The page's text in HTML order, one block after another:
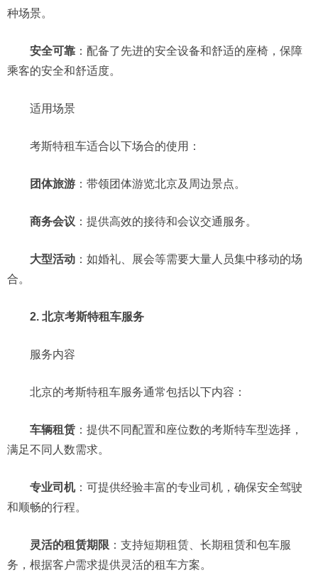
种场景。
安全可靠 ：配备了先进的安全设备和舒适的座椅，保障
乘客的安全和舒适度。
适用场景
考斯特租车适合以下场合的使用：
团体旅游 ：带领团体游览北京及周边景点。
商务会议 ：提供高效的接待和会议交通服务。
大型活动 ：如婚礼、展会等需要大量人员集中移动的场
合。
2. 北京考斯特租车服务
服务内容
北京的考斯特租车服务通常包括以下内容：
车辆租赁 ：提供不同配置和座位数的考斯特车型选择，
满足不同人数需求。
专业司机：可提供经验丰富的专业司机，确保安全驾驶
和顺畅的行程。
灵活的租赁期限 ：支持短期租赁、长期租赁和包车服
务，根据客户需求提供灵活的租车方案。